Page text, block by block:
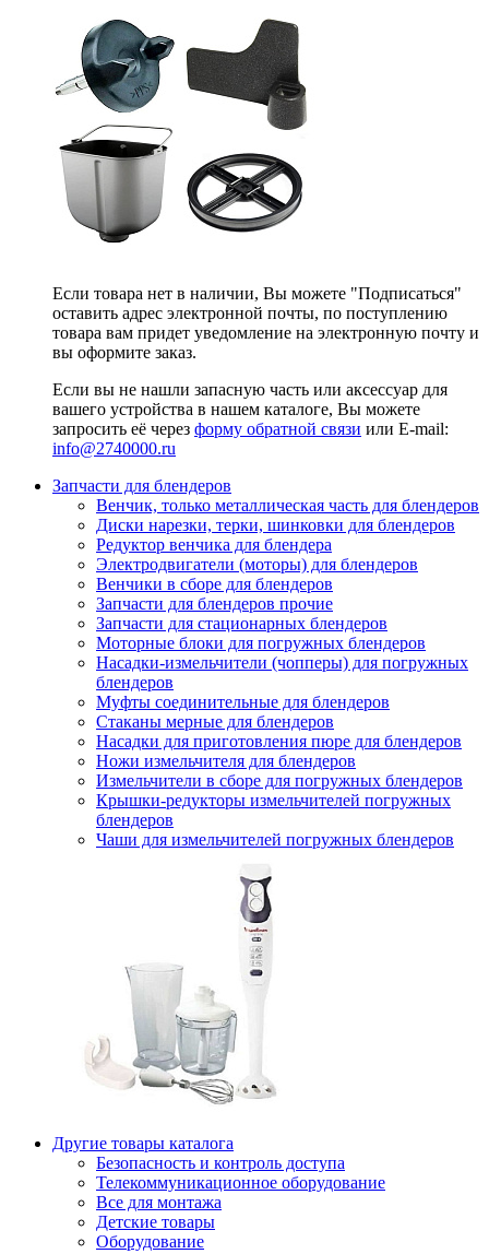
Если товара нет в наличии, Вы можете "Подписаться"
оставить адрес электронной почты, по поступлению
товара вам придет уведомление на электронную почту и
вы оформите заказ.
Если вы не нашли запасную часть или аксессуар для
вашего устройства в нашем каталоге, Вы можете
запросить её через форму обратной связи или E-mail:
info@2740000.ru
Запчасти для блендеров
Венчик, только металлическая часть для блендеров
Диски нарезки, терки, шинковки для блендеров
Редуктор венчика для блендера
Электродвигатели (моторы) для блендеров
Венчики в сборе для блендеров
Запчасти для блендеров прочие
Запчасти для стационарных блендеров
Моторные блоки для погружных блендеров
Насадки-измельчители (чопперы) для погружных
блендеров
Муфты соединительные для блендеров
Стаканы мерные для блендеров
Насадки для приготовления пюре для блендеров
Ножи измельчителя для блендеров
Измельчители в сборе для погружных блендеров
Крышки-редукторы измельчителей погружных
блендеров
Чаши для измельчителей погружных блендеров
Другие товары каталога
Безопасность и контроль доступа
Телекоммуникационное оборудование
Все для монтажа
Детские товары
Оборудование